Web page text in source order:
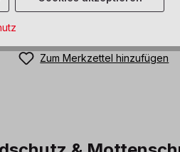
Zum Merkzettel hinzufügen